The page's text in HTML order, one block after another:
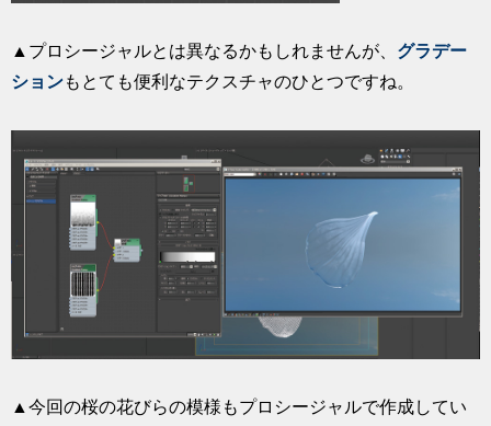
▲プロシージャルとは異なるかもしれませんが、 グラデー
ションもとても便利なテクスチャのひとつですね。
▲今回の桜の花びらの模様もプロシージャルで作成してい